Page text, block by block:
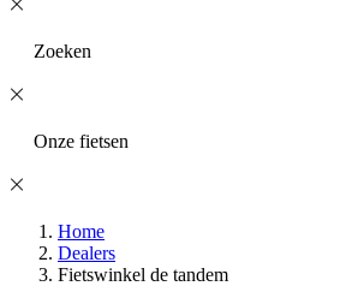
Zoeken
Onze fietsen
Home
Dealers
Fietswinkel de tandem